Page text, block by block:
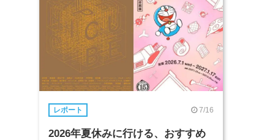
レポート 7/16
2026年夏休みに行ける、おすすめ